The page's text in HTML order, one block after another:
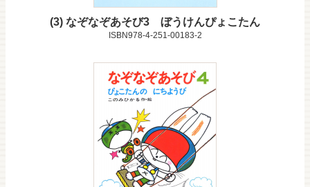
3 なぞなぞあそび3 ぼうけんぴょこたん
ISBN978-4-251-00183-2